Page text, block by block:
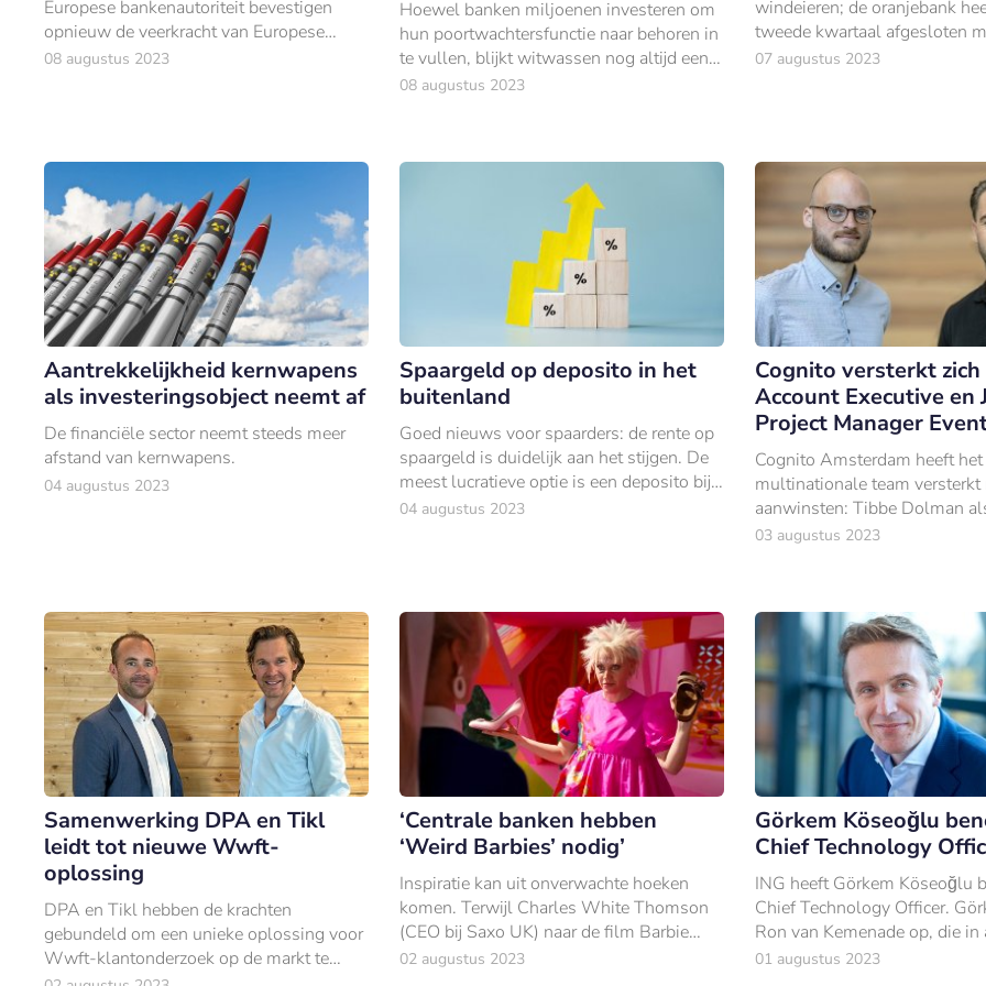
Europese bankenautoriteit bevestigen
opnieuw de veerkracht van Europese
banken in uitdagende economische en
08 augustus 2023
Hoewel banken miljoenen investeren om
hun poortwachtersfunctie naar behoren in
te vullen, blijkt witwassen nog altijd een
hardnekkig probleem.
08 augustus 2023
windeieren; de oranjebank
tweede kwartaal afgesloten
winst van €2,16 miljard.
07 augustus 2023
Aantrekkelijkheid kernwapens
als investeringsobject neemt af
De financiële sector neemt steeds meer
afstand van kernwapens.
04 augustus 2023
Spaargeld op deposito in het
buitenland
Goed nieuws voor spaarders: de rente op
spaargeld is duidelijk aan het stijgen. De
meest lucratieve optie is een deposito bij
een buitenlandse spaarbank.
04 augustus 2023
Cognito versterkt
Account Executive en
Project Manager
Cognito Amsterdam heeft het
multinationale team versterkt
aanwinsten: Tibbe Dolman
Executive en Roel Smink als
03 augustus 2023
Samenwerking DPA en Tikl
leidt tot nieuwe Wwft-
oplossing
DPA en Tikl hebben de krachten
gebundeld om een unieke oplossing voor
Wwft-klantonderzoek op de markt te
‘Centrale banken hebben
‘Weird Barbies’ nodig’
Inspiratie kan uit onverwachte hoeken
komen. Terwijl Charles White Thomson
(CEO bij Saxo UK) naar de film Barbie
keek, raakte hij geïntrigeerd door de
02 augustus 2023
Görkem Köseoğlu
Chief Technology
ING heeft Görkem Köseoğlu
Chief Technology Officer.
Ron van Kemenade op, die in
de overstap naar Lloyds Bank
01 augustus 2023